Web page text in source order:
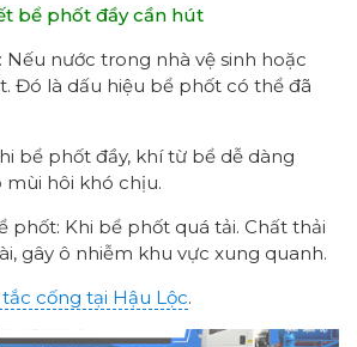
bể phốt đầy cần hút
nước trong nhà vệ sinh hoặc
Đó là dấu hiệu bể phốt có thể đã
bể phốt đầy, khí từ bể dễ dàng
mùi hôi khó chịu.
phốt: Khi bể phốt quá tải. Chất thải
gây ô nhiễm khu vực xung quanh.
cống tại Hậu Lộc.